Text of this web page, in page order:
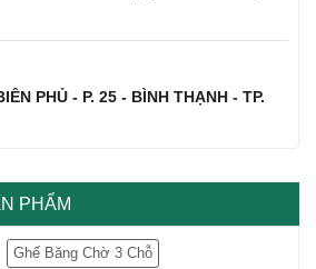
PHỦ - P. 25 - BÌNH THẠNH - TP.
PHẨM
Ghế Băng Chờ 3 Chỗ